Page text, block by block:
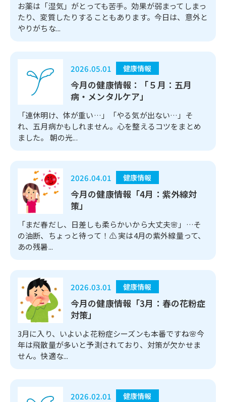
お薬は「湿気」がとっても苦手。効果が弱まってしまっ
たり、変質したりすることもあります。今日は、意外と
やりがちな...
2026.05.01 健康情報
今月の健康情報：「５月：五月
病・メンタルケア」
「連休明け、体が重い…」「やる気が出ない…」そ
れ、五月病かもしれません。心を整えるコツをまとめ
ました。 朝の光...
2026.04.01 健康情報
今月の健康情報「4月：紫外線対
策」
「まだ春だし、日差しも柔らかいから大丈夫🌸」…そ
の油断、ちょっと待って！⚠️ 実は4月の紫外線量って、
あの残暑...
2026.03.01 健康情報
今月の健康情報「3月：春の花粉症
対策」
3月に入り、いよいよ花粉症シーズンも本番ですね🌸今
年は飛散量が多いと予測されており、対策が欠かせま
せん。快適な...
2026.02.01 健康情報